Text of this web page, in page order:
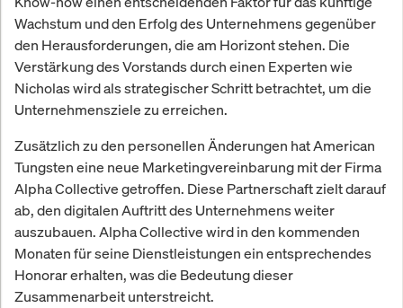
Wachstum und den Erfolg des Unternehmens gegenüber
den Herausforderungen, die am Horizont stehen. Die
Verstärkung des Vorstands durch einen Experten wie
Nicholas wird als strategischer Schritt betrachtet, um die
Unternehmensziele zu erreichen.
Zusätzlich zu den personellen Änderungen hat American
Tungsten eine neue Marketingvereinbarung mit der Firma
Alpha Collective getroffen. Diese Partnerschaft zielt darauf
ab, den digitalen Auftritt des Unternehmens weiter
auszubauen. Alpha Collective wird in den kommenden
Monaten für seine Dienstleistungen ein entsprechendes
Honorar erhalten, was die Bedeutung dieser
Zusammenarbeit unterstreicht.